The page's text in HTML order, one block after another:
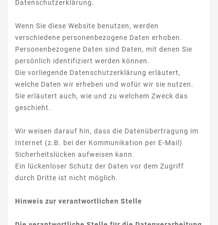
Datenschutzerklärung.
Wenn Sie diese Website benutzen, werden
verschiedene personenbezogene Daten erhoben.
Personenbezogene Daten sind Daten, mit denen Sie
persönlich identifiziert werden können.
Die vorliegende Datenschutzerklärung erläutert,
welche Daten wir erheben und wofür wir sie nutzen.
Sie erläutert auch, wie und zu welchem Zweck das
geschieht.
Wir weisen darauf hin, dass die Datenübertragung im
Internet (z.B. bei der Kommunikation per E-Mail)
Sicherheitslücken aufweisen kann.
Ein lückenloser Schutz der Daten vor dem Zugriff
durch Dritte ist nicht möglich.
Hinweis zur verantwortlichen Stelle